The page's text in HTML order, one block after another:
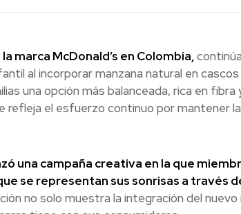
marca McDonald’s en Colombia,
al incorporar manzana natural en cascos
una opción más balanceada, rica en fibra
refleja el esfuerzo continuo por mantener
una campaña creativa en la que
se representan sus sonrisas a través
no solo muestra la integración del nuevo